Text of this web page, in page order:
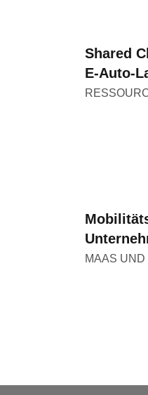
Shared
E-Auto-
MAAS